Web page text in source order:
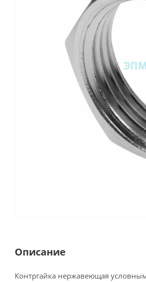
Описание
Контргайка нержавеющая